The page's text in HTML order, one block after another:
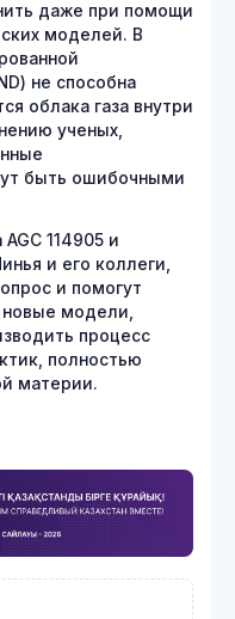
даже при помощи
моделей. В
не способна
облака газа внутри
ученых,
быть ошибочными
114905 и
и его коллеги,
и помогут
модели,
процесс
полностью
материи.